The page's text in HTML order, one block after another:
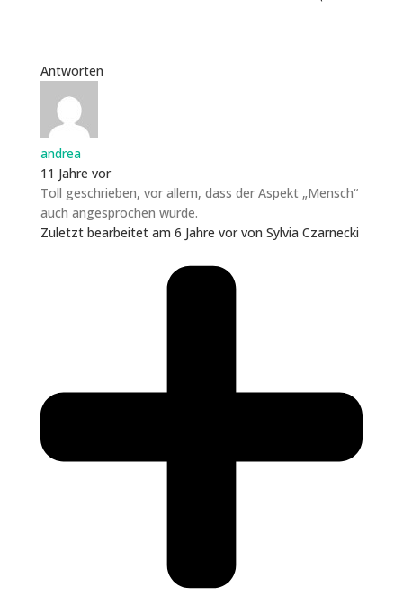
Antworten
andrea
11 Jahre vor
Toll geschrieben, vor allem, dass der Aspekt „Mensch“
auch angesprochen wurde.
Zuletzt bearbeitet am 6 Jahre vor von Sylvia Czarnecki